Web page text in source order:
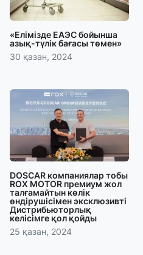
«Елімізде ЕАЭС бойынша
азық-түлік бағасы төмен»
30 қазан, 2024
DOSCAR компаниялар тобы
ROX MOTOR премиум жол
талғамайтын көлік
өндірушісімен эксклюзивті
Дистрибьюторлық
келісімге қол қойды
25 қазан, 2024